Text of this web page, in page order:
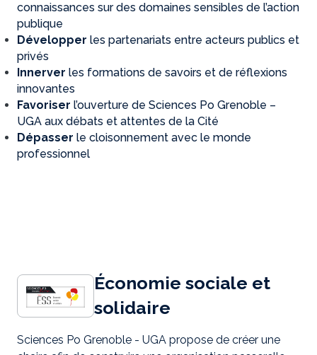
connaissances sur des domaines sensibles de l’action
publique
Développer les partenariats entre acteurs publics et
privés
Innerver les formations de savoirs et de réflexions
innovantes
Favoriser l’ouverture de Sciences Po Grenoble –
UGA aux débats et attentes de la Cité
Dépasser le cloisonnement avec le monde
professionnel
Économie sociale et
solidaire
Sciences Po Grenoble - UGA propose de créer une